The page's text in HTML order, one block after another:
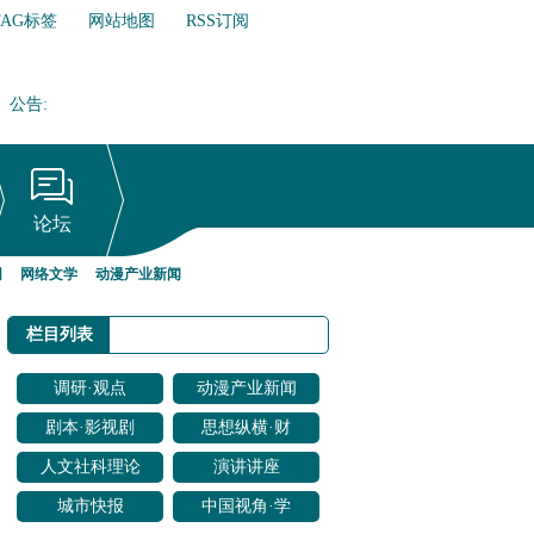
标签 网站地图 RSS订阅
公告:
网络文学行业自律倡议书
论坛
网络文学 动漫产业新闻
栏目列表
调研·观点 动漫产业新闻
剧本·影视剧
改编
思想纵横·财
经聚焦
人文社科理论
研究
演讲讲座
城市快报
中国视角·学